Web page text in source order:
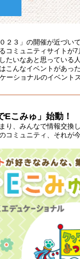
２３」の開催が近づい
コミュニティサイトが
たいなあと思っている
こんなイベントがあっ
ーショナルのイベント
こみゅ」始動！
り、みんなで情報交換
コミュニティ、それが